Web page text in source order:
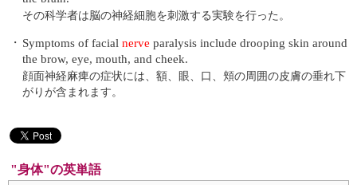
その科学者は脳の神経細胞を刺激する実験を行った。
・ Symptoms of facial nerve paralysis include drooping skin around
the brow, eye, mouth, and cheek.
顔面神経麻痺の症状には、額、眼、口、頬の周囲の皮膚の垂れ下
がりが含まれます。
"身体"の英単語